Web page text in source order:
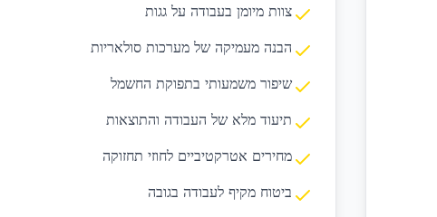
צוות מיומן בעבודה על גגות
הבנה מעמיקה של מערכות סולאריות
שיפור משמעותי בתפוקת החשמל
תיעוד מלא של העבודה והתוצאות
מחירים אטרקטיביים לחוזי תחזוקה
ביטוח מקיף לעבודה בגובה